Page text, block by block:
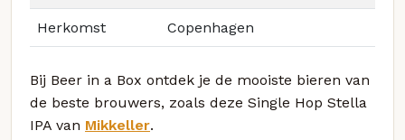
Herkomst Copenhagen
Bij Beer in a Box ontdek je de mooiste bieren van
de beste brouwers, zoals deze Single Hop Stella
IPA van Mikkeller.